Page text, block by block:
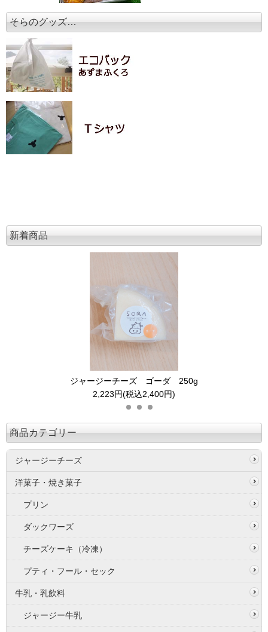
そらのグッズ…
新着商品
ジャージーチーズ ゴーダ 250g
2,223円(税込2,400円)
商品カテゴリー
ジャージーチーズ
洋菓子・焼き菓子
プリン
ダックワーズ
チーズケーキ（冷凍）
プティ・フール・セック
牛乳・乳飲料
ジャージー牛乳